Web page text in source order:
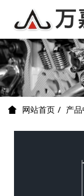
网站首页 产